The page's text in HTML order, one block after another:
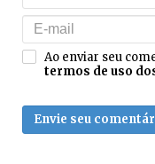
Ao enviar seu
termos de uso
Envie seu